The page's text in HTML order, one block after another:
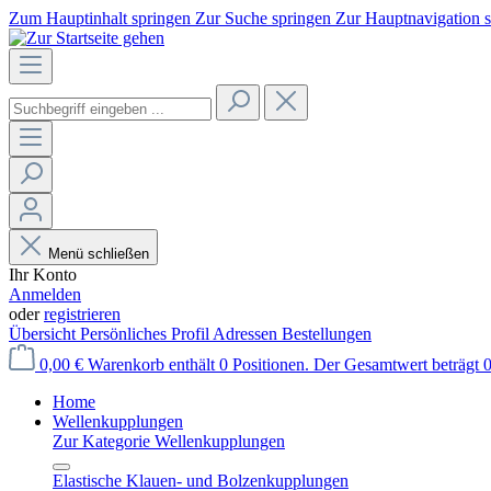
Zum Hauptinhalt springen Zur Suche springen Zur Hauptnavigation
Menü schließen
Ihr Konto
Anmelden
oderregistrieren
Übersicht Persönliches Profil Adressen Bestellungen
0,00 € Warenkorb enthält 0 Positionen. Der Gesamtwert beträgt
Home
Wellenkupplungen
Zur Kategorie Wellenkupplungen
Elastische Klauen- und Bolzenkupplungen